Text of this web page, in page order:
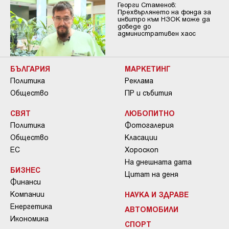
Георги Стаменов:
Прехвърлянето на фонда за
инвитро към НЗОК може да
доведе до
административен хаос
БЪЛГАРИЯ
Политика
Общество
СВЯТ
Политика
Общество
ЕС
БИЗНЕС
Финанси
Компании
Енергетика
Икономика
МАРКЕТИНГ
Реклама
ПР и събития
ЛЮБОПИТНО
Фотогалерия
Класации
Хороскоп
На днешната дата
Цитат на деня
НАУКА И ЗДРАВЕ
АВТОМОБИЛИ
СПОРТ